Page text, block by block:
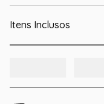
Itens Inclusos